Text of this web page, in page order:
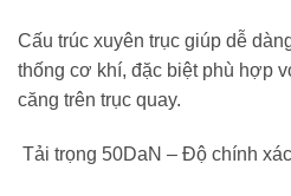
Cấu trúc xuyên trục giúp dễ
thống cơ khí, đặc biệt phù hợp
căng trên trục quay.
Tải trọng 50DaN – Độ chính